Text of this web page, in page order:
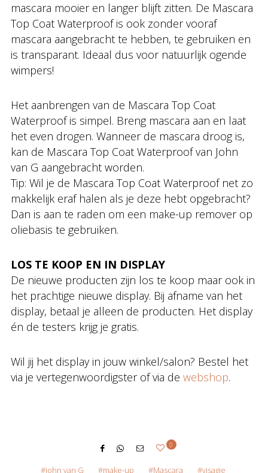
mascara mooier en langer blijft zitten. De Mascara
Top Coat Waterproof is ook zonder vooraf
mascara aangebracht te hebben, te gebruiken en
is transparant. Ideaal dus voor natuurlijk ogende
wimpers!
Het aanbrengen van de Mascara Top Coat
Waterproof is simpel. Breng mascara aan en laat
het even drogen. Wanneer de mascara droog is,
kan de Mascara Top Coat Waterproof van John
van G aangebracht worden.
Tip: Wil je de Mascara Top Coat Waterproof net zo
makkelijk eraf halen als je deze hebt opgebracht?
Dan is aan te raden om een make-up remover op
oliebasis te gebruiken.
LOS TE KOOP EN IN DISPLAY
De nieuwe producten zijn los te koop maar ook in
het prachtige nieuwe display. Bij afname van het
display, betaal je alleen de producten. Het display
én de testers krijg je gratis.
Wil jij het display in jouw winkel/salon? Bestel het
via je vertegenwoordigster of via de webshop.
0
john van G make-up Mascara visagie